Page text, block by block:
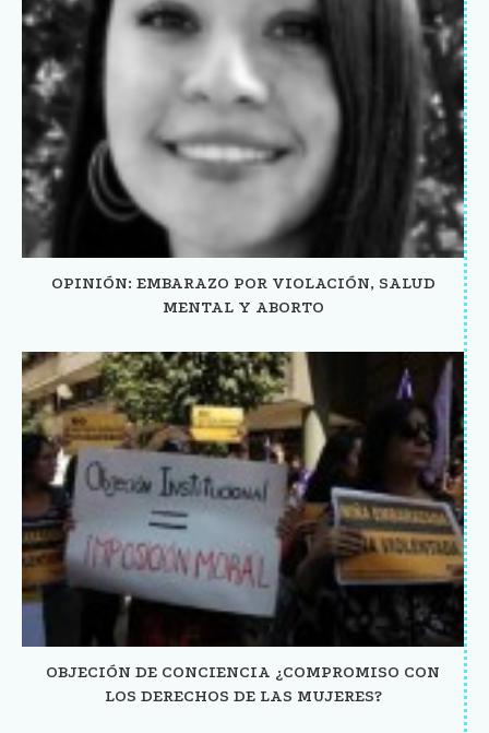
OPINIÓN: EMBARAZO POR VIOLACIÓN, SALUD
MENTAL Y ABORTO
OBJECIÓN DE CONCIENCIA ¿COMPROMISO CON
LOS DERECHOS DE LAS MUJERES?